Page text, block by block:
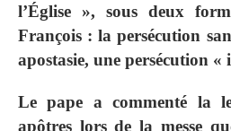
l’Église », sous deux
François : la persécution
apostasie, une persécution «
Le pape a commenté la
apôtres lors de la messe